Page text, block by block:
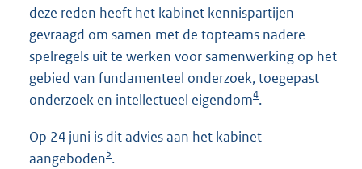
deze reden heeft het kabinet kennispartijen
gevraagd om samen met de topteams nadere
spelregels uit te werken voor samenwerking op het
gebied van fundamenteel onderzoek, toegepast
onderzoek en intellectueel eigendom4.
Op 24 juni is dit advies aan het kabinet
aangeboden5.